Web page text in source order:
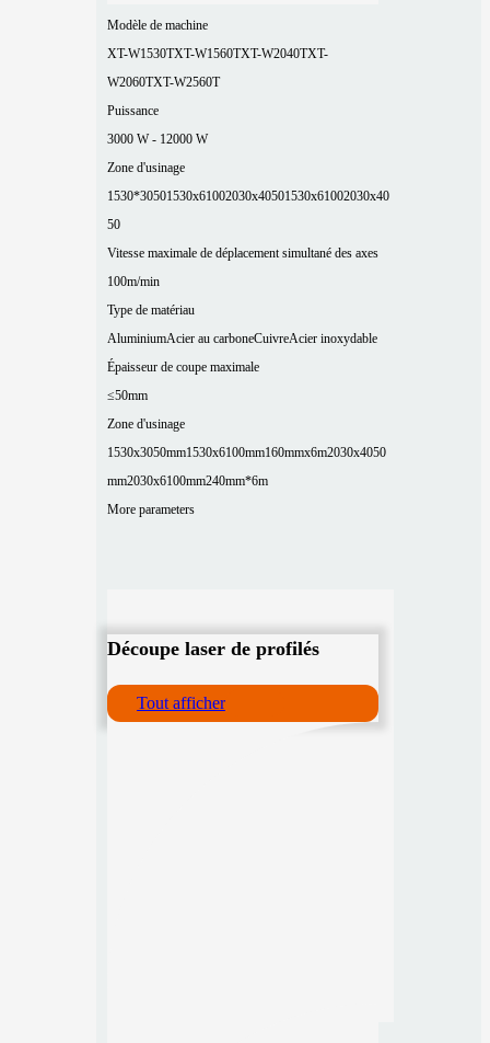
Modèle de machine
XT-W1530TXT-W1560TXT-W2040TXT-
W2060TXT-W2560T
Puissance
3000 W - 12000 W
Zone d'usinage
1530*30501530x61002030x40501530x61002030x40
50
Vitesse maximale de déplacement simultané des axes
100m/min
Type de matériau
AluminiumAcier au carboneCuivreAcier inoxydable
Épaisseur de coupe maximale
≤50mm
Zone d'usinage
1530x3050mm1530x6100mm160mmx6m2030x4050
mm2030x6100mm240mm*6m
More parameters
Découpe laser de profilés
Tout afficher